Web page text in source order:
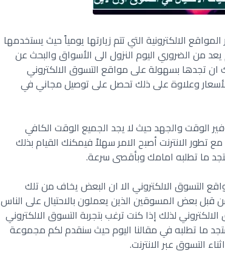
الالكترونية التي تتم زيارتها يومياً حيث يستخدمها
من الضروري اليوم النزول الى الأسواق والبحث عن
ان تجدها بسهولة على مواقع التسوق الالكتروني
وعلاوة على ذلك تحصل على توصيل مجاني في
الوقت والجهد حيث لا يجد الجميع الوقت الكافي
تطور الانترنت أصبح الامر سهلاً فيمكنك القيام بذلك
ما تطلبه امامك وبأقصى سرعة.
التسوق الالكتروني الا ان البعض يخاف من تلك
قبل بعض المسوقين الذين يعملون بالاحتيال على الناس
لذلك إذا كنت ترغب بتجربة التسوق الالكتروني
ما تطلبه في مقالنا اليوم حيث سنقدم لكم مجموعة
التسوق عبر الانترنت.